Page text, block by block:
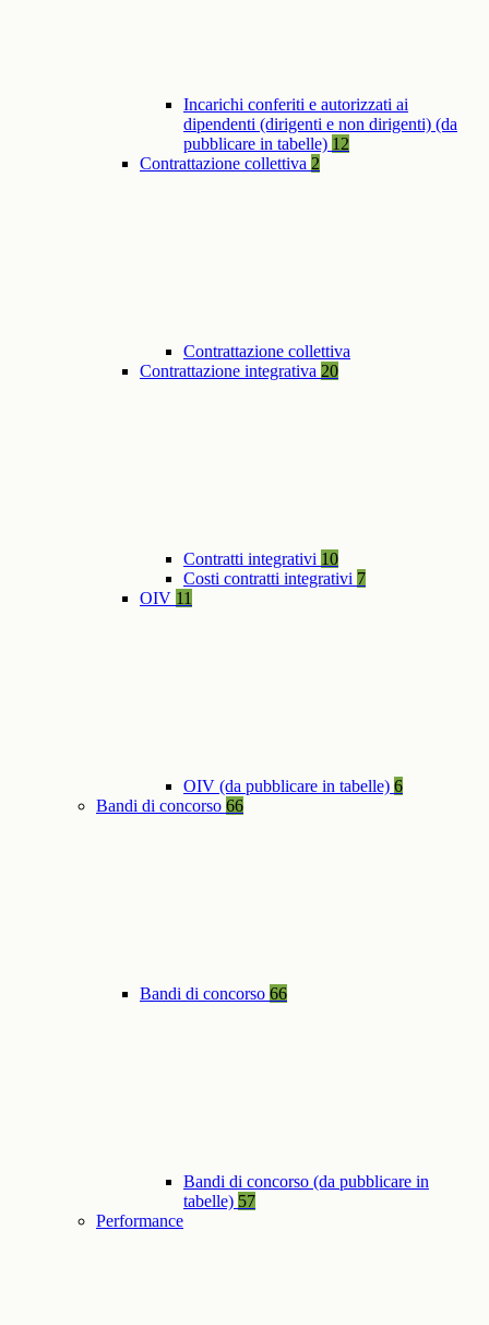
Incarichi conferiti e autorizzati ai
dipendenti (dirigenti e non dirigenti) (da
pubblicare in tabelle) 12
Contrattazione collettiva 2
Contrattazione collettiva
Contrattazione integrativa 20
Contratti integrativi 10
Costi contratti integrativi 7
OIV 11
OIV (da pubblicare in tabelle) 6
Bandi di concorso 66
Bandi di concorso 66
Bandi di concorso (da pubblicare in
tabelle) 57
Performance